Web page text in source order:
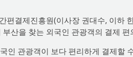
편결제진흥원(이사장 권대수, 이하
산을 찾는 외국인 관광객의 결제
인 관광객이 보다 편리하게 결제할